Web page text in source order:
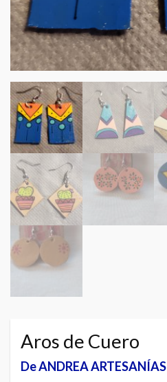
Aros de Cuero
De ANDREA ARTESANÍAS